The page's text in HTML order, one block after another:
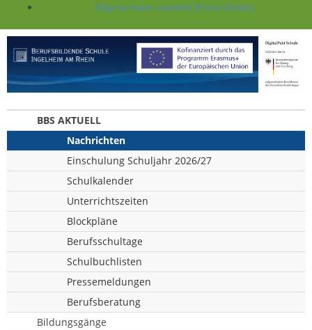
Skip to main content (Press Enter).
BBS AKTUELL
Nachrichten
Einschulung Schuljahr 2026/27
Schulkalender
Unterrichtszeiten
Blockpläne
Berufsschultage
Schulbuchlisten
Pressemeldungen
Berufsberatung
Bildungsgänge